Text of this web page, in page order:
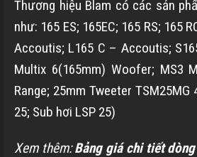
Thương hiệu Blam có các sản
như: 165 ES; 165EC; 165 RS; 165
Accoutis; L165 C – Accoutis;
Multix 6(165mm) Woofer; MS3
Range; 25mm Tweeter TSM25MG
25; Sub hơi LSP 25)
Xem thêm:Bảng giá chi tiết